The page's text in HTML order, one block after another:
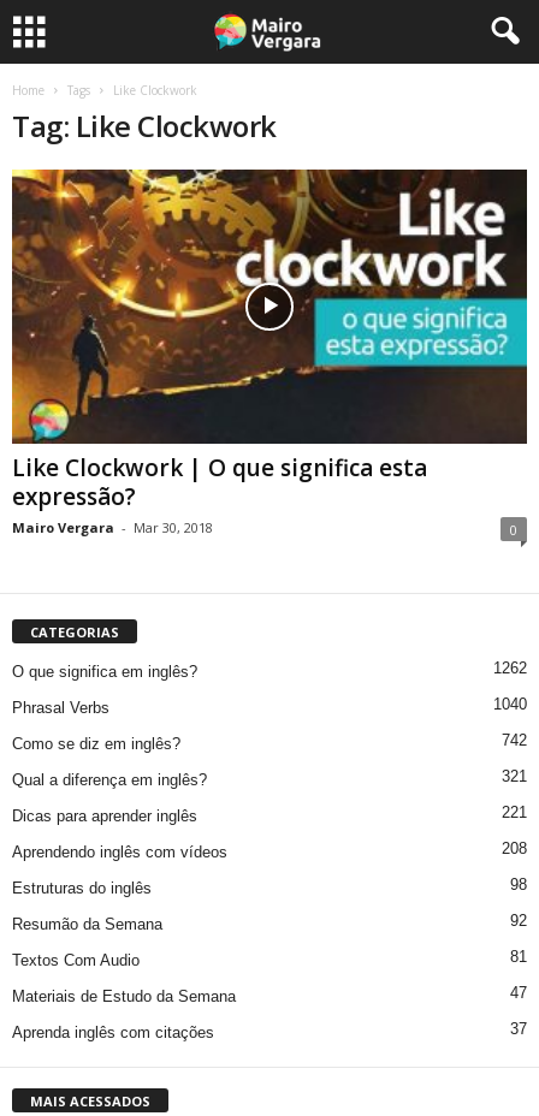
Home Tags Like Clockwork
Tag: Like Clockwork
Like Clockwork | O que significa esta
expressão?
Mairo Vergara - Mar 30, 2018 0
CATEGORIAS
O que significa em inglês? 1262
Phrasal Verbs 1040
Como se diz em inglês? 742
Qual a diferença em inglês? 321
Dicas para aprender inglês 221
Aprendendo inglês com vídeos 208
Estruturas do inglês 98
Resumão da Semana 92
Textos Com Audio 81
Materiais de Estudo da Semana 47
Aprenda inglês com citações 37
MAIS ACESSADOS